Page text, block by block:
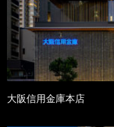
大阪信用金庫本店